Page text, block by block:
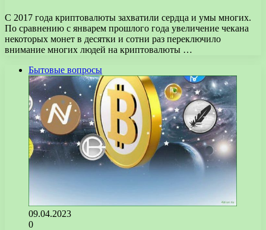
С 2017 года криптовалюты захватили сердца и умы многих.
По сравнению с январем прошлого года увеличение чекана
некоторых монет в десятки и сотни раз переключило
внимание многих людей на криптовалюты …
Бытовые вопросы
09.04.2023
0